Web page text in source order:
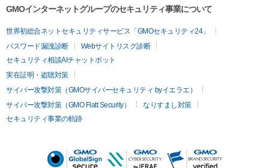
GMOインターネットグループのセキュリティ事業について
世界初総合ネットセキュリティサービス「GMOセキュリティ24」
パスワード漏洩診断
Webサイトリスク診断
セキュリティ相談AIチャットボット
実在証明・盗聴対策
サイバー攻撃対策（GMOサイバーセキュリティ byイエラエ）
サイバー攻撃対策（GMO Flatt Security）
なりすまし対策
セキュリティ事業の軌跡